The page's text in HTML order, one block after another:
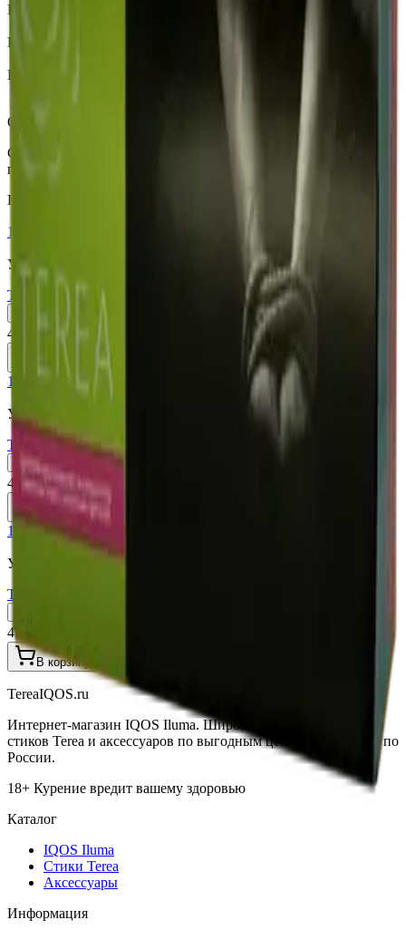
Крепость
Капсула
Вкусы
Описание
Стики Terea Silver (Узбекистан) со вкусом мягкого табака с
пряно-травяными нотками.
Похожие товары
18+
Узбекистан (Юж. Корея)
Terea Summer Wave UZB
Пачка
410 ₽
В корзину
18+ Мне исполнилось 18 лет
Узбекистан (Юж. Корея)
Terea Yellow UZB
Пачка
410 ₽
В корзину
18+ Мне исполнилось 18 лет
Узбекистан (Юж. Корея)
Terea Zing Wave UZB
410 ₽
В корзину
TereaIQOS.ru
Интернет-магазин IQOS Iluma. Широкий выбор устройств,
стиков Terea и аксессуаров по выгодным ценам с доставкой по
России.
18+ Курение вредит вашему здоровью
Каталог
IQOS Iluma
Стики Terea
Аксессуары
Информация